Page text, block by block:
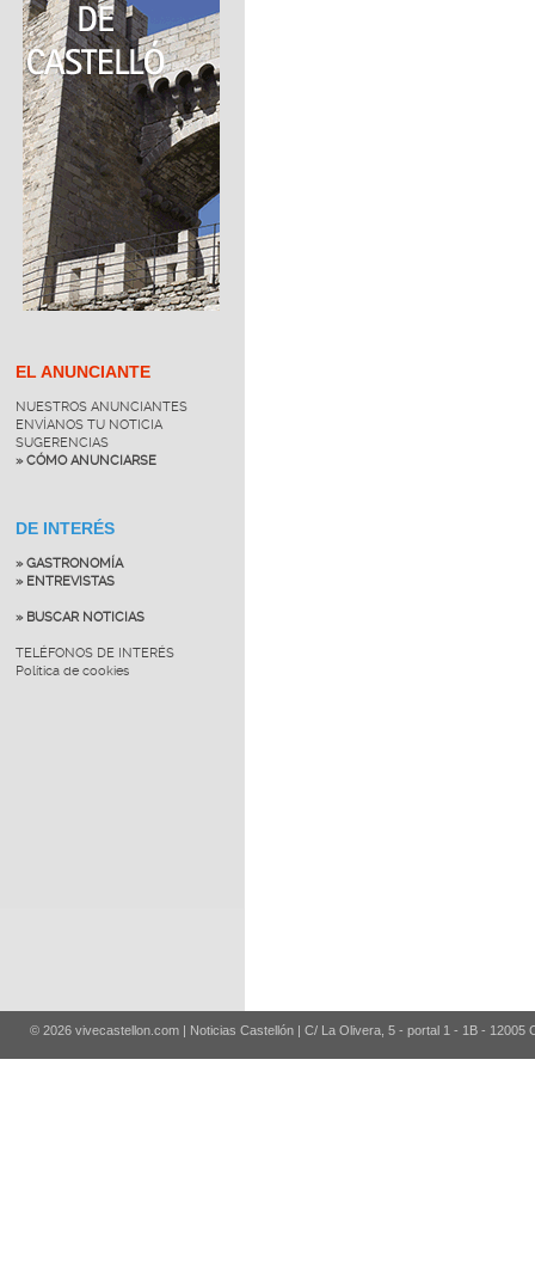
EL ANUNCIANTE
NUESTROS ANUNCIANTES
ENVÍANOS TU NOTICIA
SUGERENCIAS
» CÓMO ANUNCIARSE
DE INTERÉS
» GASTRONOMÍA
» ENTREVISTAS
» BUSCAR NOTICIAS
TELÉFONOS DE INTERÉS
Política de cookies
© 2026 vivecastellon.com | Noticias Castellón | C/ La Olivera, 5 - portal 1 - 1B - 12005